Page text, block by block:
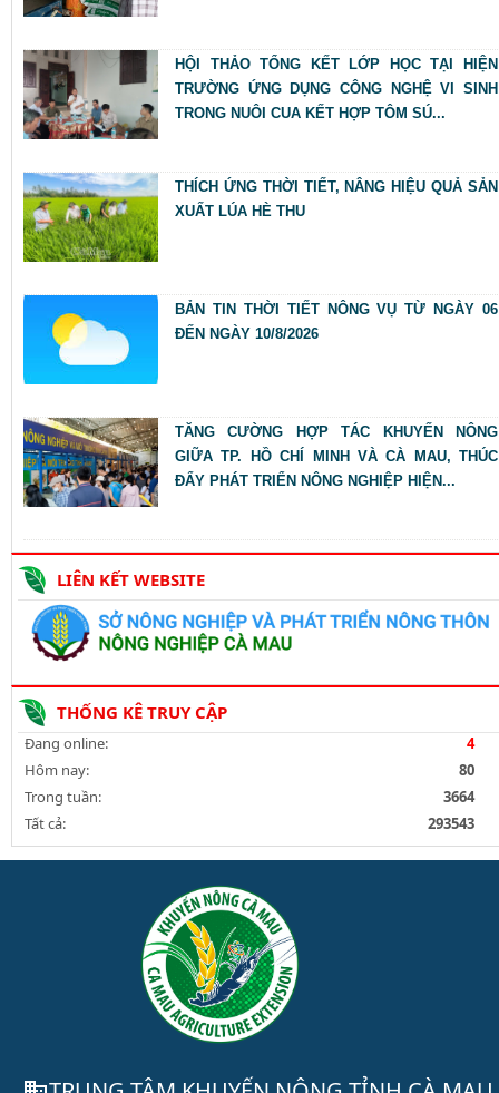
HỘI THẢO TỔNG KẾT LỚP HỌC TẠI HIỆN
TRƯỜNG ỨNG DỤNG CÔNG NGHỆ VI SINH
TRONG NUÔI CUA KẾT HỢP TÔM SÚ...
THÍCH ỨNG THỜI TIẾT, NÂNG HIỆU QUẢ SẢN
XUẤT LÚA HÈ THU
BẢN TIN THỜI TIẾT NÔNG VỤ TỪ NGÀY 06
ĐẾN NGÀY 10/8/2026
TĂNG CƯỜNG HỢP TÁC KHUYẾN NÔNG
GIỮA TP. HỒ CHÍ MINH VÀ CÀ MAU, THÚC
ĐẨY PHÁT TRIỂN NÔNG NGHIỆP HIỆN...
LIÊN KẾT WEBSITE
THỐNG KÊ TRUY CẬP
Đang online:
4
Hôm nay:
80
Trong tuần:
3664
Tất cả:
293543